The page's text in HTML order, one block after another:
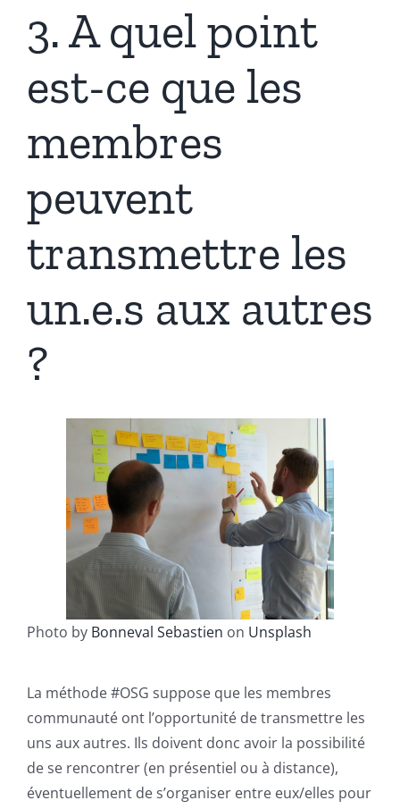
3. A quel point
est-ce que les
membres
peuvent
transmettre les
un.e.s aux autres
?
Photo by Bonneval Sebastien on Unsplash
La méthode #OSG suppose que les membres
communauté ont l’opportunité de transmettre les
uns aux autres. Ils doivent donc avoir la possibilité
de se rencontrer (en présentiel ou à distance),
éventuellement de s’organiser entre eux/elles pour